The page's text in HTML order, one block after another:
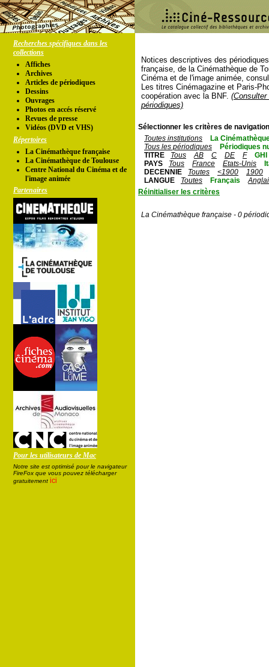
Recherches spécifiques dans les
collections
Affiches
Archives
Articles de périodiques
Dessins
Ouvrages
Photos en accés réservé
Revues de presse
Vidéos (DVD et VHS)
Répertoires
La Cinémathèque française
La Cinémathèque de Toulouse
Centre National du Cinéma et de
l'image animée
Partenaires
Pour les utilisateurs de Mac
Notre site est optimisé pour le navigateur
FireFox que vous pouvez télécharger
gratuitement ici
Notices descriptives des
française, de la Cinémathèque de
Cinéma et de l'image animée,
Les titres Cinémagazine et Paris-
coopération avec la BNF.
périodiques)
Sélectionner les critères de
Toutes institutions
La
Tous les périodiques
Périodiques
TITRE
Tous AB C DE F
GHI
PAYS
Tous France Etats-Unis
DECENNIE
Toutes <1900
1900
LANGUE
Toutes Français
Réinitialiser les critères
La Cinémathèque française - 0